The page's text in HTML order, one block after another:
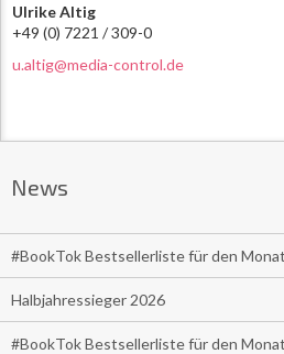
Ulrike Altig
+49 (0) 7221 / 309-0
u.altig@media-control.de
News
#BookTok Bestsellerliste für den
Halbjahressieger 2026
#BookTok Bestsellerliste für den